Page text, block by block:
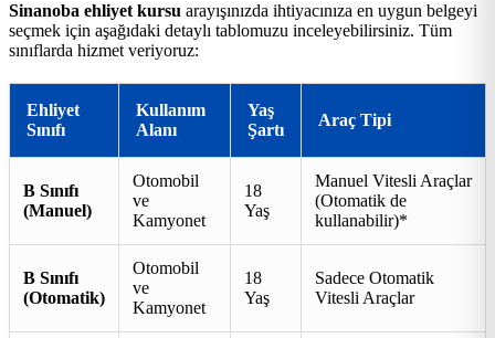
Sinanoba ehliyet kursu arayışınızda ihtiyacınıza en uygun belgeyi
seçmek için aşağıdaki detaylı tablomuzu inceleyebilirsiniz. Tüm
sınıflarda hizmet veriyoruz:
Ehliyet
Sınıfı
Kullanım
Alanı
Yaş
Şartı
Araç Tipi
B Sınıfı
(Manuel)
Otomobil
ve
Kamyonet
18
Yaş
Manuel Vitesli Araçlar
(Otomatik de
kullanabilir)*
B Sınıfı
(Otomatik)
Otomobil
ve
Kamyonet
18
Yaş
Sadece Otomatik
Vitesli Araçlar